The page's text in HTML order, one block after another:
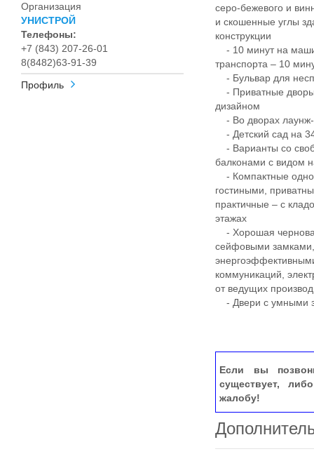
Организация
УНИСТРОЙ
Телефоны:
+7 (843) 207-26-01
8(8482)63-91-39
Профиль
серо-бежевого и
и скошенные углы
конструкции
- 10 минут на
транспорта – 10
- Бульвар для
- Приватные
дизайном
- Во дворах лаунж-
- Детский сад на
- Варианты со
балконами с видом
- Компактные
гостиными,
практичные – с
этажах
- Хорошая
сейфовыми
коммуникаций,
от ведущих
- Двери с умными
Если вы
существует,
жалобу!